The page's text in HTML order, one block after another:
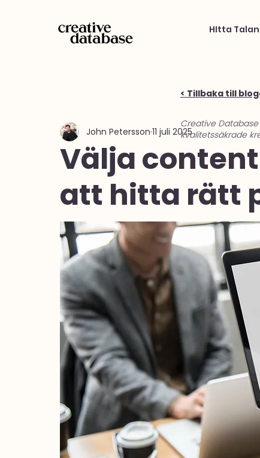
HItta
Välja
att hitta rätt
John Petersson 11 juli 2025
Creative
kvalitetssäkrade
< Tillbaka till